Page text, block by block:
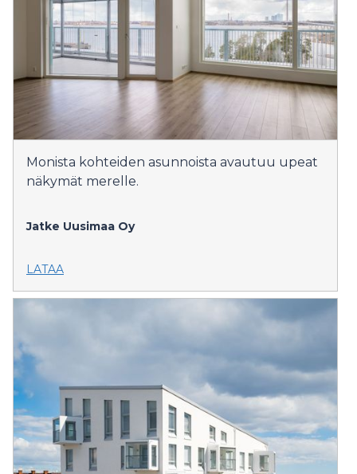
Monista kohteiden asunnoista avautuu upeat
näkymät merelle.
Jatke Uusimaa Oy
LATAA